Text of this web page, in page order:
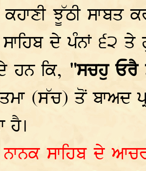
ਝੂੱਠੀ ਸਾਬਤ
ਸਾਹਿਬ ਦੇ ਪੰਨਾਂ ੬੨
ਹਨ ਕਿ, "ਸਚਹੁ ਓਰੈ
(ਸੱਚ) ਤੋਂ ਬਾਅਦ
ਹੈ।
ਸਾਹਿਬ ਦੇ